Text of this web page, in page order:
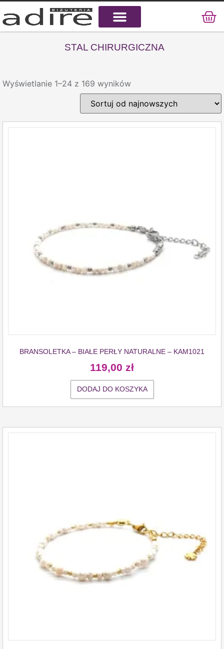
STAL CHIRURGICZNA
Wyświetlanie 1–24 z 169 wyników
BRANSOLETKA – BIAŁE PERŁY NATURALNE – KAM1021
119,00 zł
DODAJ DO KOSZYKA